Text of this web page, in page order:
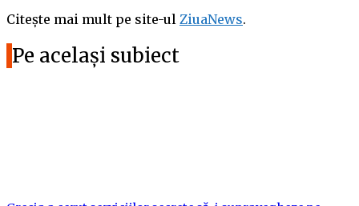
Citește mai mult pe site-ul ZiuaNews.
Pe același subiect